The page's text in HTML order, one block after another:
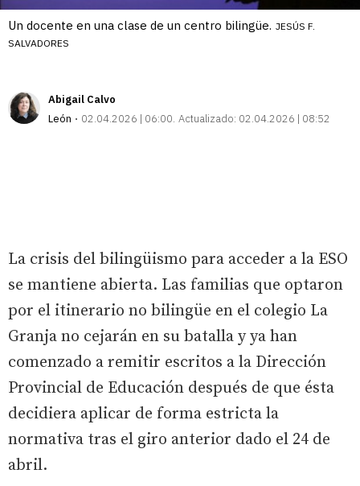
Un docente en una clase de un centro bilingüe. JESÚS F.
SALVADORES
Abigail Calvo
León
02.04.2026 | 06:00 Actualizado: 02.04.2026 | 08:52
La crisis del bilingüismo para acceder a la ESO
se mantiene abierta. Las familias que optaron
por el itinerario no bilingüe en el colegio La
Granja no cejarán en su batalla y ya han
comenzado a remitir escritos a la Dirección
Provincial de Educación después de que ésta
decidiera aplicar de forma estricta la
normativa tras el giro anterior dado el 24 de
abril.